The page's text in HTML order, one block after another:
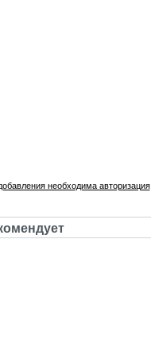
необходима авторизация